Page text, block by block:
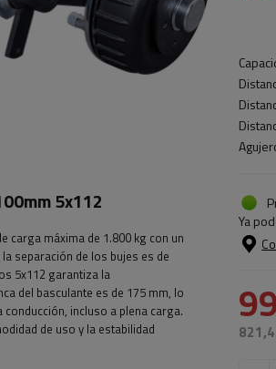
Ya
5x112
carga máxima de 1.800 kg con un
separación de los bujes es de
5x112 garantiza la
del basculante es de 175 mm, lo
incluso a plena carga.
de uso y la estabilidad